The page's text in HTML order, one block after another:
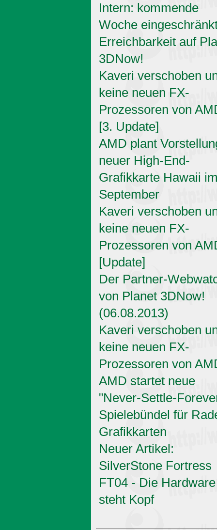
Intern: kommende
Woche
Erreichbarkeit auf
3DNow!
Kaveri verschoben
keine neuen FX-
Prozessoren von
[3. Update]
AMD plant
neuer High-End-
Grafikkarte Hawaii
September
Kaveri verschoben
keine neuen FX-
Prozessoren von
[Update]
Der Partner-
von Planet 3DNow!
(06.08.2013)
Kaveri verschoben
keine neuen FX-
Prozessoren von
AMD startet neue
"Never-Settle-
Spielebündel für
Grafikkarten
Neuer Artikel:
SilverStone Fortress
FT04 - Die Hardware
steht Kopf